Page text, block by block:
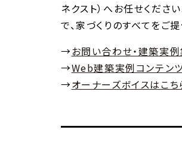
ネクスト）へお任せくださ
で、家づくりのすべてをご
→お問い合わせ・建築実
→Web建築実例コンテン
→オーナーズボイスはこち